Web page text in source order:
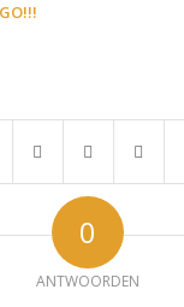
0
ANTWOORDEN